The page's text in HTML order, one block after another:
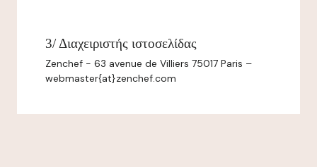
3/ Διαχειριστής ιστοσελίδας
Zenchef - 63 avenue de Villiers 75017 Paris –
webmaster{at}zenchef.com